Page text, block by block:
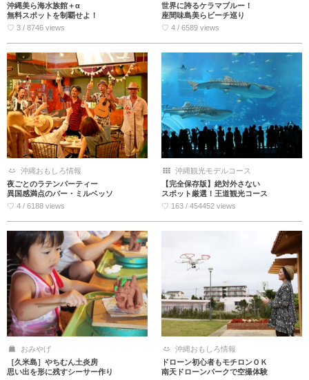
沖縄美ら海水族館＋α
無料スポットを制覇せよ！
♡ 3 / 8746 views
世界に誇るケラマブルー！
座間味島美らビーチ巡り
♡ 4 / 6589 views
沖縄おもしろ情報
夜ごとのラテンパーティー
異国感満点のバー・ミルベッソ
♡ 4 / 6188 views
沖縄観光モデルコース
【完全保存版】絶対外さない
スポット厳選！王道観光コース
♡ 163 / 454452 views
おみやげ
［久米島］やちむん土炎房
思い出を形に残すシーサー作り
沖縄おもしろ情報
ドローン初心者もモチロンＯＫ
南天ドローンパークで空撮体験